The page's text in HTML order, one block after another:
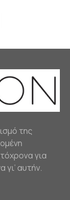
της
για
γι’ αυτήν.